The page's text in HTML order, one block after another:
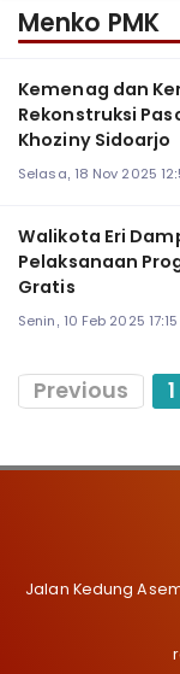
Menko PMK
Kemenag dan
Rekonstruksi
Khoziny Sidoarjo
Selasa, 18 Nov 2025
Walikota Eri
Pelaksanaan
Gratis
Senin, 10 Feb 2025 17:15
Previous 1
Jalan Kedung